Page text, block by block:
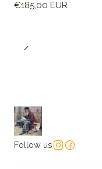
€185,00 EUR
Follow us